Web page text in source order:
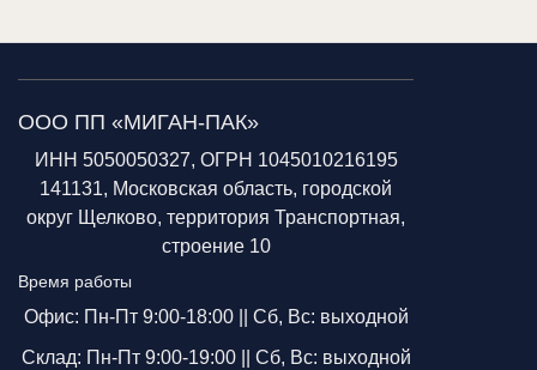
ООО ПП «МИГАН-ПАК»
ИНН 5050050327, ОГРН 1045010216195
141131, Московская область, городской
округ Щелково, территория Транспортная,
строение 10
Время работы
Офис: Пн-Пт 9:00-18:00 || Сб, Вс: выходной
Склад: Пн-Пт 9:00-19:00 || Сб, Вс: выходной